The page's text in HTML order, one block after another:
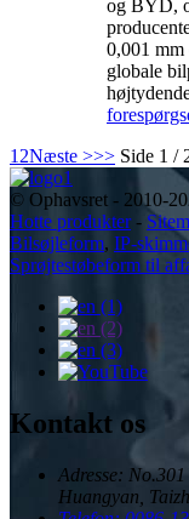
og BYD,
0,001
globale
1 2Næste >>> Side 1 /
© Ophavsret - 2010-
Hotte produkter-
Bilsøjleform, IP-
Sprøjtestøbeform til
Kontakt os
Adresse:
Huangyan,